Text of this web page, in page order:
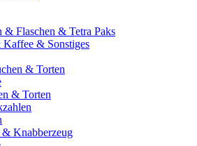
& Flaschen & Tetra Paks
Kaffee & Sonstiges
& Torten
& Torten
Knabberzeug